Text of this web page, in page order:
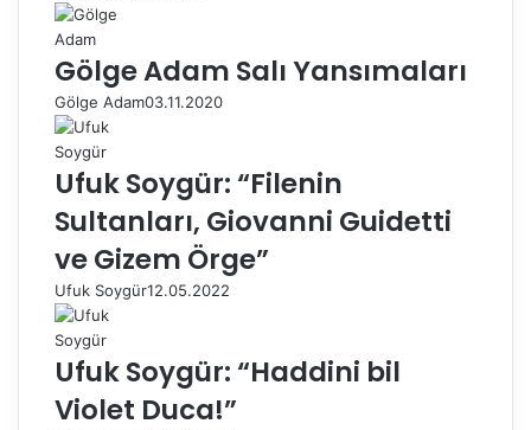
Gölge Adam Salı Yansımaları
Gölge Adam03.11.2020
Ufuk Soygür: “Filenin
Sultanları, Giovanni Guidetti
ve Gizem Örge”
Ufuk Soygür12.05.2022
Ufuk Soygür: “Haddini bil
Violet Duca!”